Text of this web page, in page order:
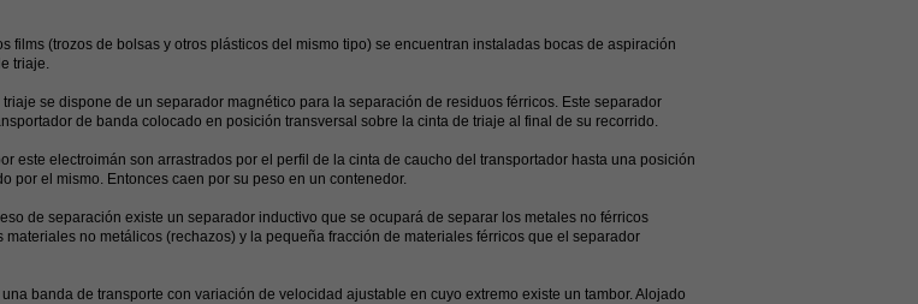
films (trozos de bolsas y otros plásticos del mismo tipo) se encuentran instaladas bocas de aspiración
triaje.
se dispone de un separador magnético para la separación de residuos férricos. Este separador
de banda colocado en posición transversal sobre la cinta de triaje al final de su recorrido.
este electroimán son arrastrados por el perfil de la cinta de caucho del transportador hasta una posición
por el mismo. Entonces caen por su peso en un contenedor.
de separación existe un separador inductivo que se ocupará de separar los metales no férricos
no metálicos (rechazos) y la pequeña fracción de materiales férricos que el separador
banda de transporte con variación de velocidad ajustable en cuyo extremo existe un tambor. Alojado